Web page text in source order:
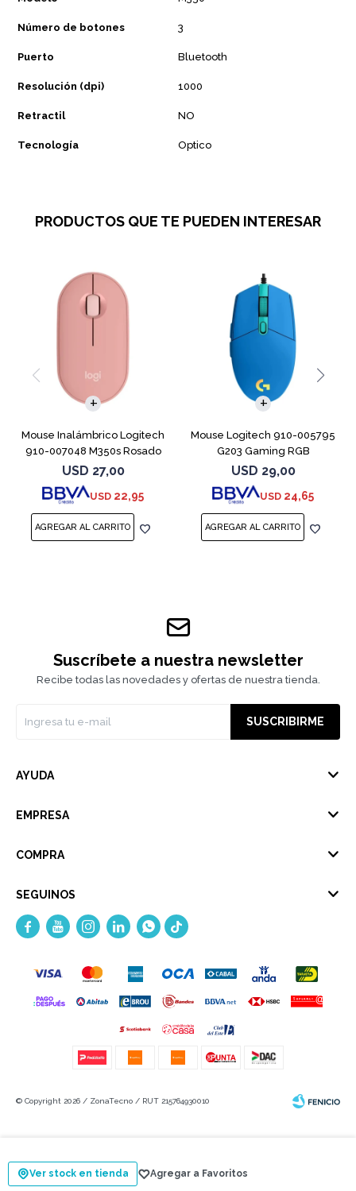
Ver stock en tienda
Número de botones 3
Puerto Bluetooth
Resolución (dpi) 1000
Retractil NO
Tecnología Optico
PRODUCTOS QUE TE PUEDEN INTERESAR
Mouse Inalámbrico Logitech
910-007048 M350s Rosado
USD 27,00
USD 22,95
Mouse Logitech 910-005795
G203 Gaming RGB
LIGHTSYNC Azul
USD 29,00
USD 24,65
Suscríbete a nuestra newsletter
Recibe todas las novedades y ofertas de nuestra tienda.
SUSCRIBIRME
AYUDA
EMPRESA
COMPRA
SEGUINOS
    
© Copyright 2026 / ZonaTecno / RUT 215764930010